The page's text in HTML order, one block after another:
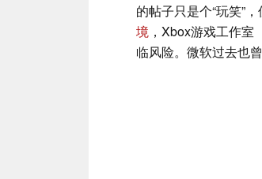
的帖子只是个“玩笑”
境 ，Xbox游戏工作室
临风险。微软过去也